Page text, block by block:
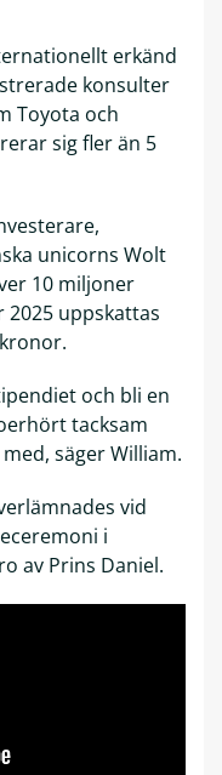
erkänd
konsulter
Toyota och
sig fler än 5
unicorns Wolt
10 miljoner
uppskattas
och bli en
tacksam
säger William.
vid
i
av Prins Daniel.